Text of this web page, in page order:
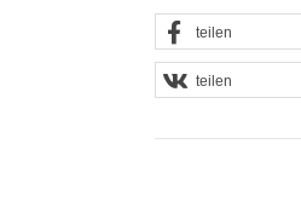
teilen
teilen